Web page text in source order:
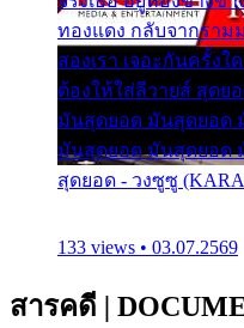
ทองแดง กลับจากราม
สองเรา เจอะกันครั้งใ
ต้องให้ใส่ลีวายส์ สุด
มันสุดยอด มันสุดยอด
มันสุดยอด มันสุดยอด
สุดยอด - วงซูซู
133 views • 03.07.2569
สารคดี |